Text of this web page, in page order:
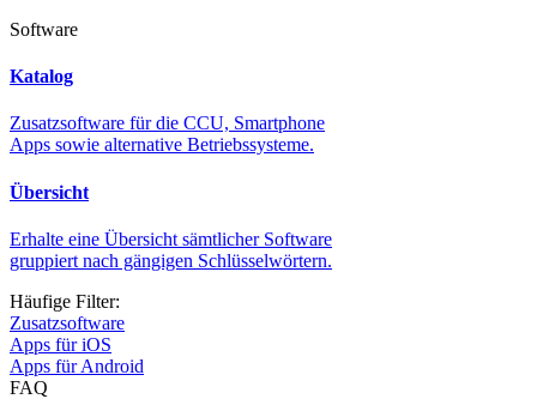
Software
Katalog
Zusatzsoftware für die CCU, Smartphone
Apps sowie alternative Betriebssysteme.
Übersicht
Erhalte eine Übersicht sämtlicher Software
gruppiert nach gängigen Schlüsselwörtern.
Häufige Filter:
Zusatzsoftware
Apps für iOS
Apps für Android
FAQ